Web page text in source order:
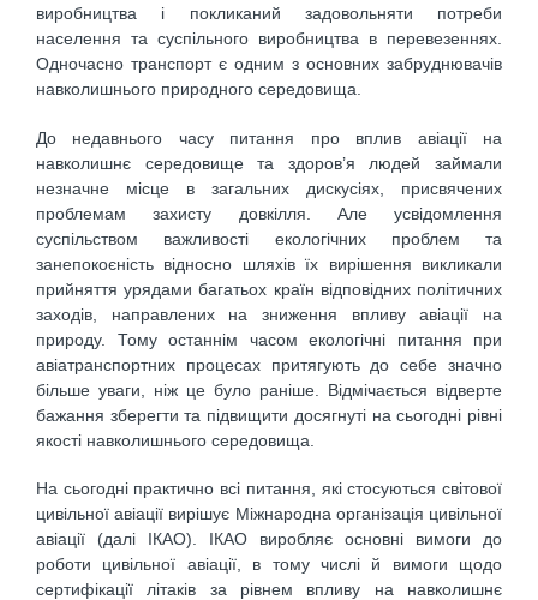
виробництва і покликаний задовольняти потреби
населення та суспільного виробництва в перевезеннях.
Одночасно транспорт є одним з основних забруднювачів
навколишнього природного середовища.
До недавнього часу питання про вплив авіації на
навколишнє середовище та здоров’я людей займали
незначне місце в загальних дискусіях, присвячених
проблемам захисту довкілля. Але усвідомлення
суспільством важливості екологічних проблем та
занепокоєність відносно шляхів їх вирішення викликали
прийняття урядами багатьох країн відповідних політичних
заходів, направлених на зниження впливу авіації на
природу. Тому останнім часом екологічні питання при
авіатранспортних процесах притягують до себе значно
більше уваги, ніж це було раніше. Відмічається відверте
бажання зберегти та підвищити досягнуті на сьогодні рівні
якості навколишнього середовища.
На сьогодні практично всі питання, які стосуються світової
цивільної авіації вирішує Міжнародна організація цивільної
авіації (далі ІКАО). ІКАО виробляє основні вимоги до
роботи цивільної авіації, в тому числі й вимоги щодо
сертифікації літаків за рівнем впливу на навколишнє